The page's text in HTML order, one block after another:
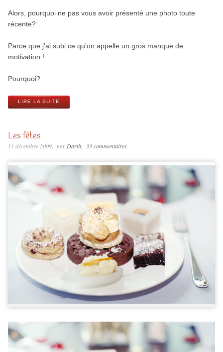
Alors, pourquoi ne pas vous avoir présenté une photo toute
récente?
Parce que j’ai subi ce qu’on appelle un gros manque de
motivation !
Pourquoi?
LIRE LA SUITE
Les fêtes
11 décembre 2009 parDarth 33 commentaires